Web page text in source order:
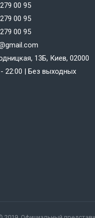
00 95
00 95
00 95
13Б, Киев, 02000
22:00 | Без выходных